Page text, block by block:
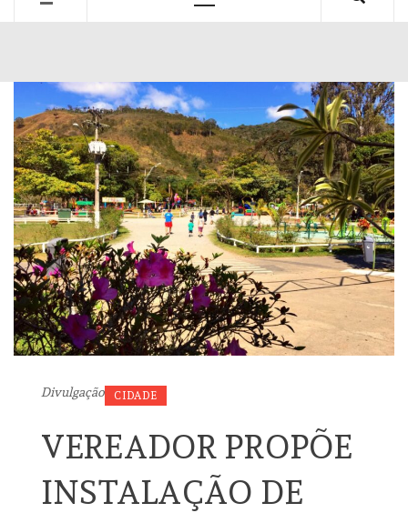
Divulgação CIDADE
VEREADOR PROPÕE
INSTALAÇÃO DE